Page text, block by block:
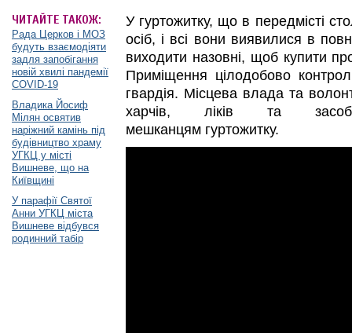
ЧИТАЙТЕ ТАКОЖ:
Рада Церков і МОЗ
будуть взаємодіяти
задля запобігання
новій хвилі пандемії
COVID-19
Владика Йосиф
Мілян освятив
наріжний камінь під
будівництво храму
УГКЦ у місті
Вишневе, що на
Київщині
У парафії Святої
Анни УГКЦ міста
Вишневе відбувся
родинний табір
У гуртожитку, що в передмісті
осіб, і всі вони виявилися в
виходити назовні, щоб купити
Приміщення цілодобово
гвардія. Місцева влада та
харчів, ліків та
мешканцям гуртожитку.